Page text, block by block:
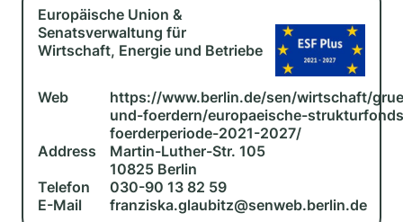
Europäische Union &
Senatsverwaltung für
Wirtschaft, Energie und Betriebe
Web
https://www.berlin.de/sen/wirtschaft/
und-foerdern/europaeische-
foerderperiode-2021-2027/
Address
Martin-Luther-Str. 105
10825 Berlin
Telefon
030-90 13 82 59
E-Mail
franziska.glaubitz@senweb.berlin.de